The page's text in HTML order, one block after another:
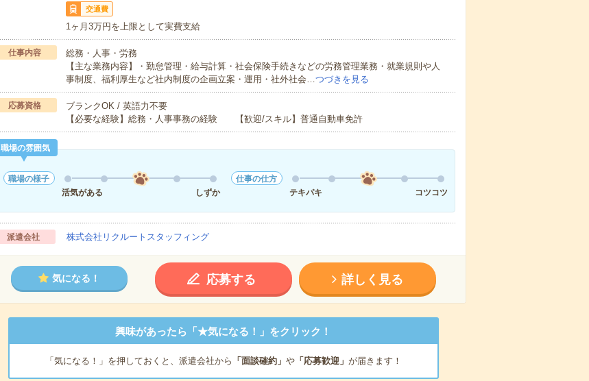
交通費
1ヶ月3万円を上限として実費支給
仕事内容
総務・人事・労務
【主な業務内容】・勤怠管理・給与計算・社会保険手続きなどの労務管理業務・就業規則や人
事制度、福利厚生など社内制度の企画立案・運用・社外社会…つづきを見る
応募資格
ブランクOK / 英語力不要
【必要な経験】総務・人事事務の経験 【歓迎/スキル】普通自動車免許
職場の雰囲気
職場の様子
活気がある
しずか
仕事の仕方
テキパキ
コツコツ
派遣会社 株式会社リクルートスタッフィング
気になる！ 応募する 詳しく見る
興味があったら「★気になる！」をクリック！
「気になる！」を押しておくと、派遣会社から 「面談確約」 や「応募歓迎」 が届きます！